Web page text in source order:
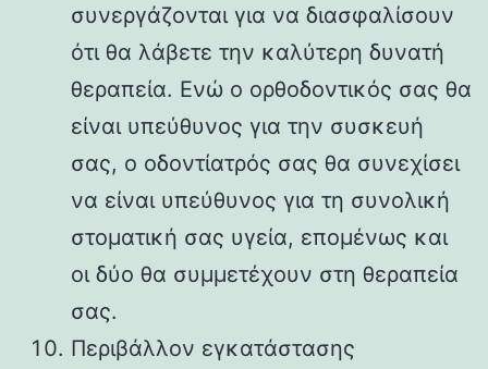
συνεργάζονται για να διασφαλίσουν
ότι θα λάβετε την καλύτερη δυνατή
θεραπεία. Ενώ ο ορθοδοντικός σας θα
είναι υπεύθυνος για την συσκευή
σας, ο οδοντίατρός σας θα συνεχίσει
να είναι υπεύθυνος για τη συνολική
στοματική σας υγεία, επομένως και
οι δύο θα συμμετέχουν στη θεραπεία
σας.
Περιβάλλον εγκατάστασης